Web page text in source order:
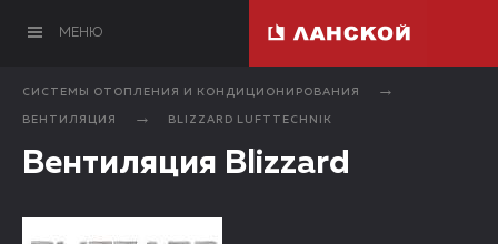
МЕНЮ
СИСТЕМЫ ОТОПЛЕНИЯ И КОНДИЦИОНИРОВАНИЯ
ВЕНТИЛЯЦИЯ BLIZZARD LUFTTECHNIK
Вентиляция Blizzard